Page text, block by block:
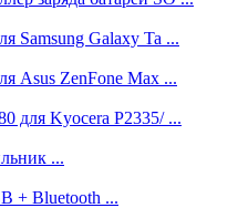
Samsung Galaxy Ta ...
Asus ZenFone Max ...
для Kyocera P2335/ ...
...
+ Bluetooth ...